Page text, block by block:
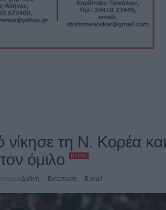
νίκησε τη Ν. Κορέα και
όμιλο
ΚΎΡΙΟ
Διεθνή Εκτύπωση E-mail